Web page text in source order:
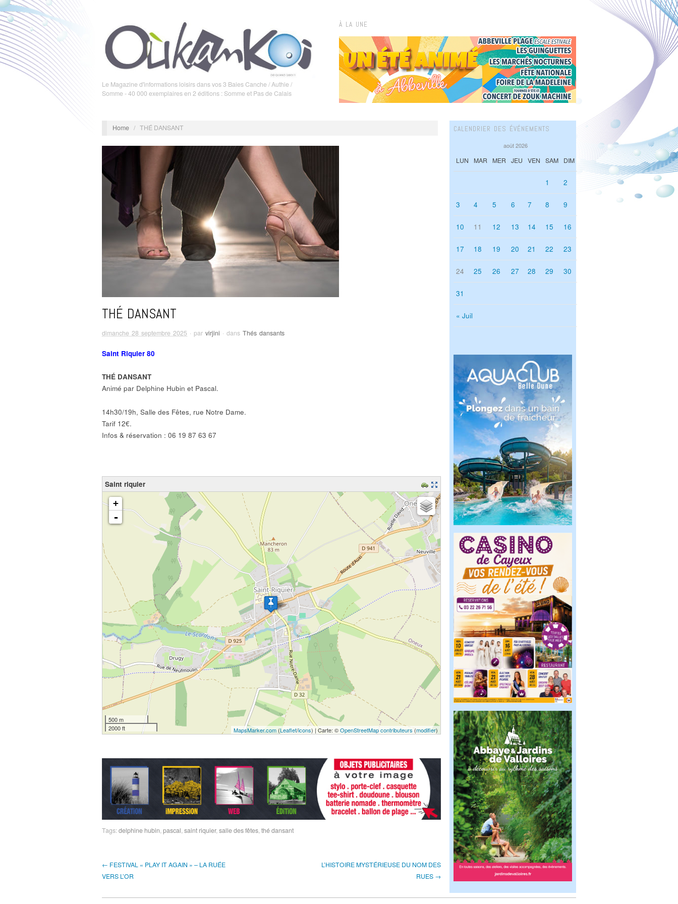
Le Magazine d'informations loisirs dans vos 3 Baies Canche / Authie /
Somme - 40 000 exemplaires en 2 éditions : Somme et Pas de Calais
À LA UNE
Home / THÉ DANSANT
THÉ DANSANT
dimanche 28 septembre 2025 · par virjini · dans Thés dansants
Saint Riquier 80
THÉ DANSANT
Animé par Delphine Hubin et Pascal.
14h30/19h, Salle des Fêtes, rue Notre Dame.
Tarif 12€.
Infos & réservation : 06 19 87 63 67
Saint riquier
chargement de la carte - veuillez patienter...
+
-
500 m
2000 ft
MapsMarker.com (Leaflet/icons) | Carte: ©OpenStreetMap contributeurs(modifier)
Tags:delphine hubin,pascal,saint riquier,salle des fêtes,thé dansant
← FESTIVAL « PLAY IT AGAIN » – LA RUÉE
VERS L’OR
L’HISTOIRE MYSTÉRIEUSE DU NOM DES
RUES →
CALENDRIER DES ÉVÉNEMENTS
août 2026
LUN MAR MER JEU VEN SAM DIM
« Juil
1 2
3 4 5 6 7 8 9
10 11 12 13 14 15 16
17 18 19 20 21 22 23
24 25 26 27 28 29 30
31